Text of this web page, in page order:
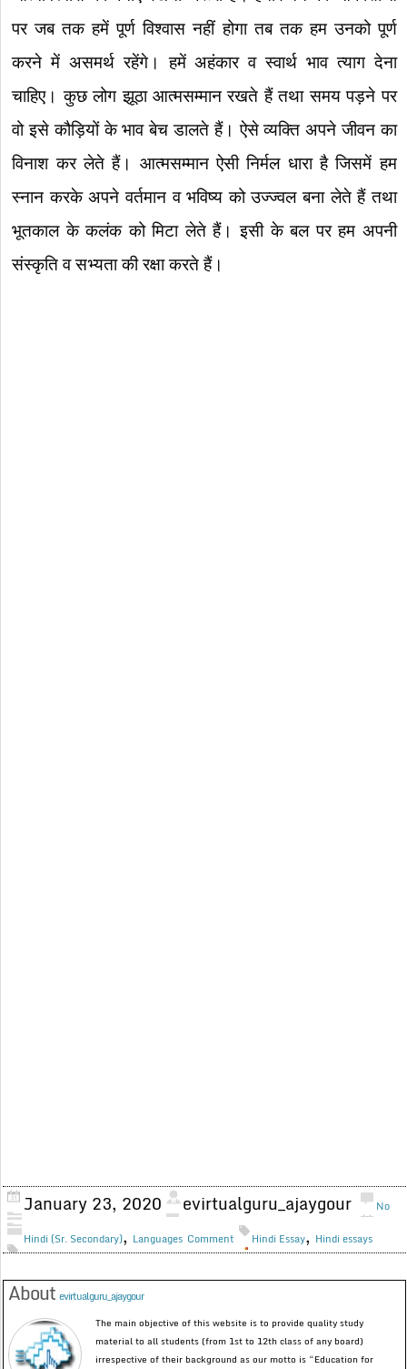
पर जब तक हमें पूर्ण विश्वास नहीं होगा तब तक हम उनको पूर्ण
करने में असमर्थ रहेंगे। हमें अहंकार व स्वार्थ भाव त्याग देना
चाहिए। कुछ लोग झूठा आत्मसम्मान रखते हैं तथा समय पड़ने पर
वो इसे कौड़ियों के भाव बेच डालते हैं। ऐसे व्यक्ति अपने जीवन का
विनाश कर लेते हैं। आत्मसम्मान ऐसी निर्मल धारा है जिसमें हम
स्नान करके अपने वर्तमान व भविष्य को उज्ज्वल बना लेते हैं तथा
भूतकाल के कलंक को मिटा लेते हैं। इसी के बल पर हम अपनी
संस्कृति व सभ्यता की रक्षा करते हैं।
January 23, 2020 evirtualguru_ajaygour
Hindi (Sr. Secondary), Languages
No
Comment
Hindi Essay, Hindi essays
Aboutevirtualguru_ajaygour
The main objective of this website is to provide quality study
material to all students (from 1st to 12th class of any board)
irrespective of their background as our motto is “Education for